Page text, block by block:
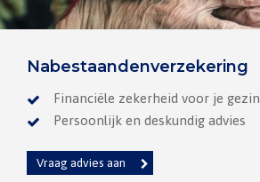
Nabestaandenverzekering
Financiële zekerheid voor je gezin
Persoonlijk en deskundig advies
Vraag advies aan